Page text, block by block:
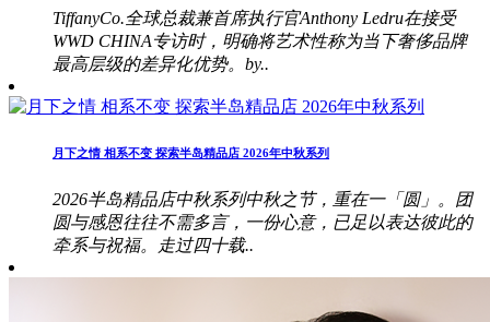
TiffanyCo.全球总裁兼首席执行官Anthony Ledru在接受
WWD CHINA专访时，明确将艺术性称为当下奢侈品牌
最高层级的差异化优势。by..
月下之情 相系不变 探索半岛精品店 2026年中秋系列
2026半岛精品店中秋系列中秋之节，重在一「圆」。团
圆与感恩往往不需多言，一份心意，已足以表达彼此的
牵系与祝福。走过四十载..